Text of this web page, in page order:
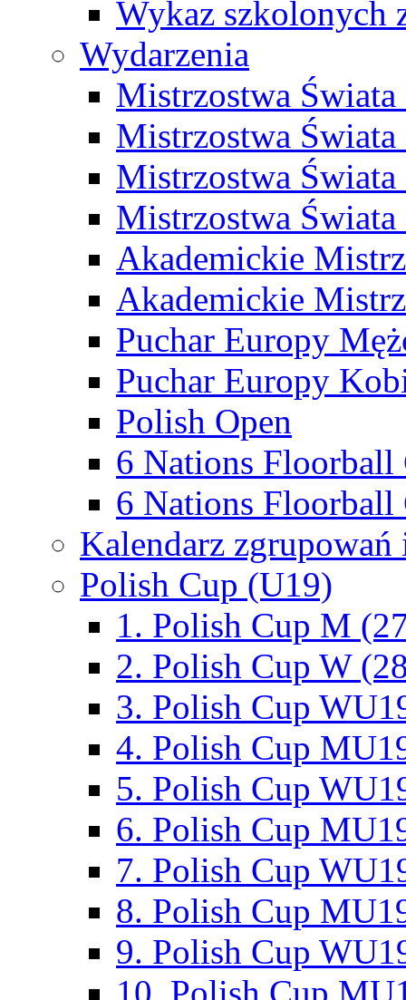
Wykaz szkolonych
Wydarzenia
Mistrzostwa
Mistrzostwa
Mistrzostwa
Mistrzostwa
Akademickie
Akademickie
Puchar Europy
Puchar Europy
Polish Open
6 Nations Floorball
6 Nations Floorball
Kalendarz
Polish Cup (U19)
1. Polish Cup M
2. Polish Cup W
3. Polish Cup
4. Polish Cup
5. Polish Cup
6. Polish Cup
7. Polish Cup
8. Polish Cup
9. Polish Cup
10. Polish Cup